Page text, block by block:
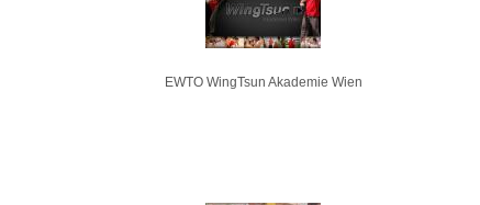
EWTO WingTsun Akademie Wien